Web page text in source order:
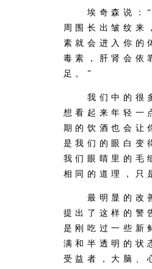
埃奇森说：“
周围长出皱纹来
素就会进入你的
毒素，肝肾会依
足。”
我们中的很多
想看起来年轻一
期的饮酒也会让
是我们的眼白变
我们眼睛里的毛
相同的道理，只
最明显的改善
提出了这样的警
是刚吃过一些新
满和半透明的状
受益者，大脑、